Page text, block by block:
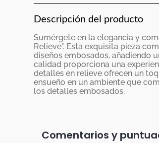
Descripción del producto
Sumérgete en la elegancia y
Relieve". Esta exquisita pieza
diseños embosados, añadiendo
calidad proporciona una
detalles en relieve ofrecen un
ensueño en un ambiente que
los detalles embosados.
Comentarios